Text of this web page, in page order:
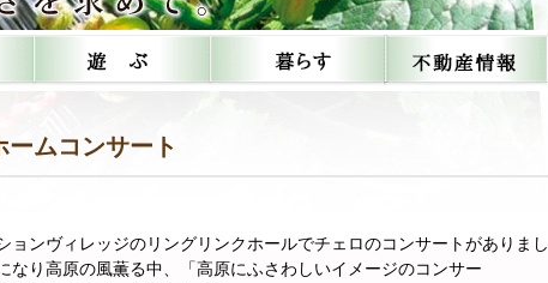
ムコンサート
ョンヴィレッジのリングリンクホールでチェロのコンサートがありまし
なり高原の風薫る中、「高原にふさわしいイメージのコンサー